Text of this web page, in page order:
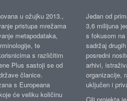
u ožujku 2013.,
pristupa mrežama
metapodataka,
te
s različitim
Plus sastoji se od
članice.
s Europeana
će veliku količinu
Jedan od
3,6 milijuna
s fokusom
sadržaj
posredni
arhivi,
organizacije,
uključen i